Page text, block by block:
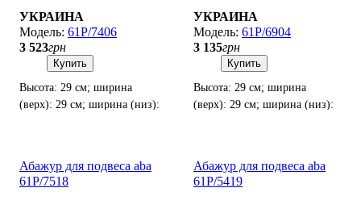
УКРАИНА
61P/7406
3 523грн
Купить
Высота: 29 см; ширина
(верх): 29 см; ширина (низ):
УКРАИНА
61P/6904
3 135грн
Купить
Высота: 29 см; ширина
(верх): 29 см; ширина (низ):
Абажур для подвеса aba
61P/7518
Абажур для подвеса aba
61P/5419